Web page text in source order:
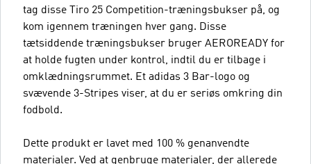
tag disse Tiro 25 Competition-træningsbukser på, og
kom igennem træningen hver gang. Disse
tætsiddende træningsbukser bruger AEROREADY for
at holde fugten under kontrol, indtil du er tilbage i
omklædningsrummet. Et adidas 3 Bar-logo og
svævende 3-Stripes viser, at du er seriøs omkring din
fodbold.
Dette produkt er lavet med 100 % genanvendte
materialer. Ved at genbruge materialer, der allerede